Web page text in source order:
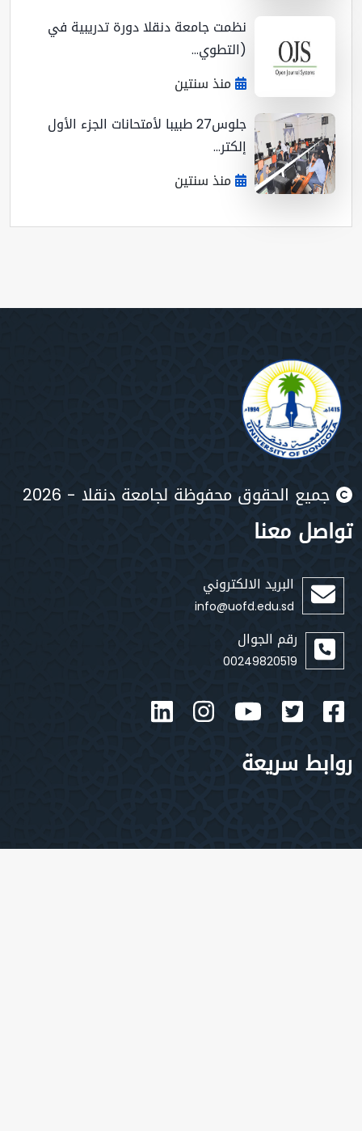
نظمت جامعة دنقلا دورة تدريبية في
(التطوي...
منذ سنتين
جلوس27 طبيبا لأمتحانات الجزء الأول
إلكتر...
منذ سنتين
الحقوق محفوظة لجامعة دنقلا - 2026
معنا
البريد الالكتروني
info@uofd.edu.sd
رقم الجوال
00249820519
سريعة